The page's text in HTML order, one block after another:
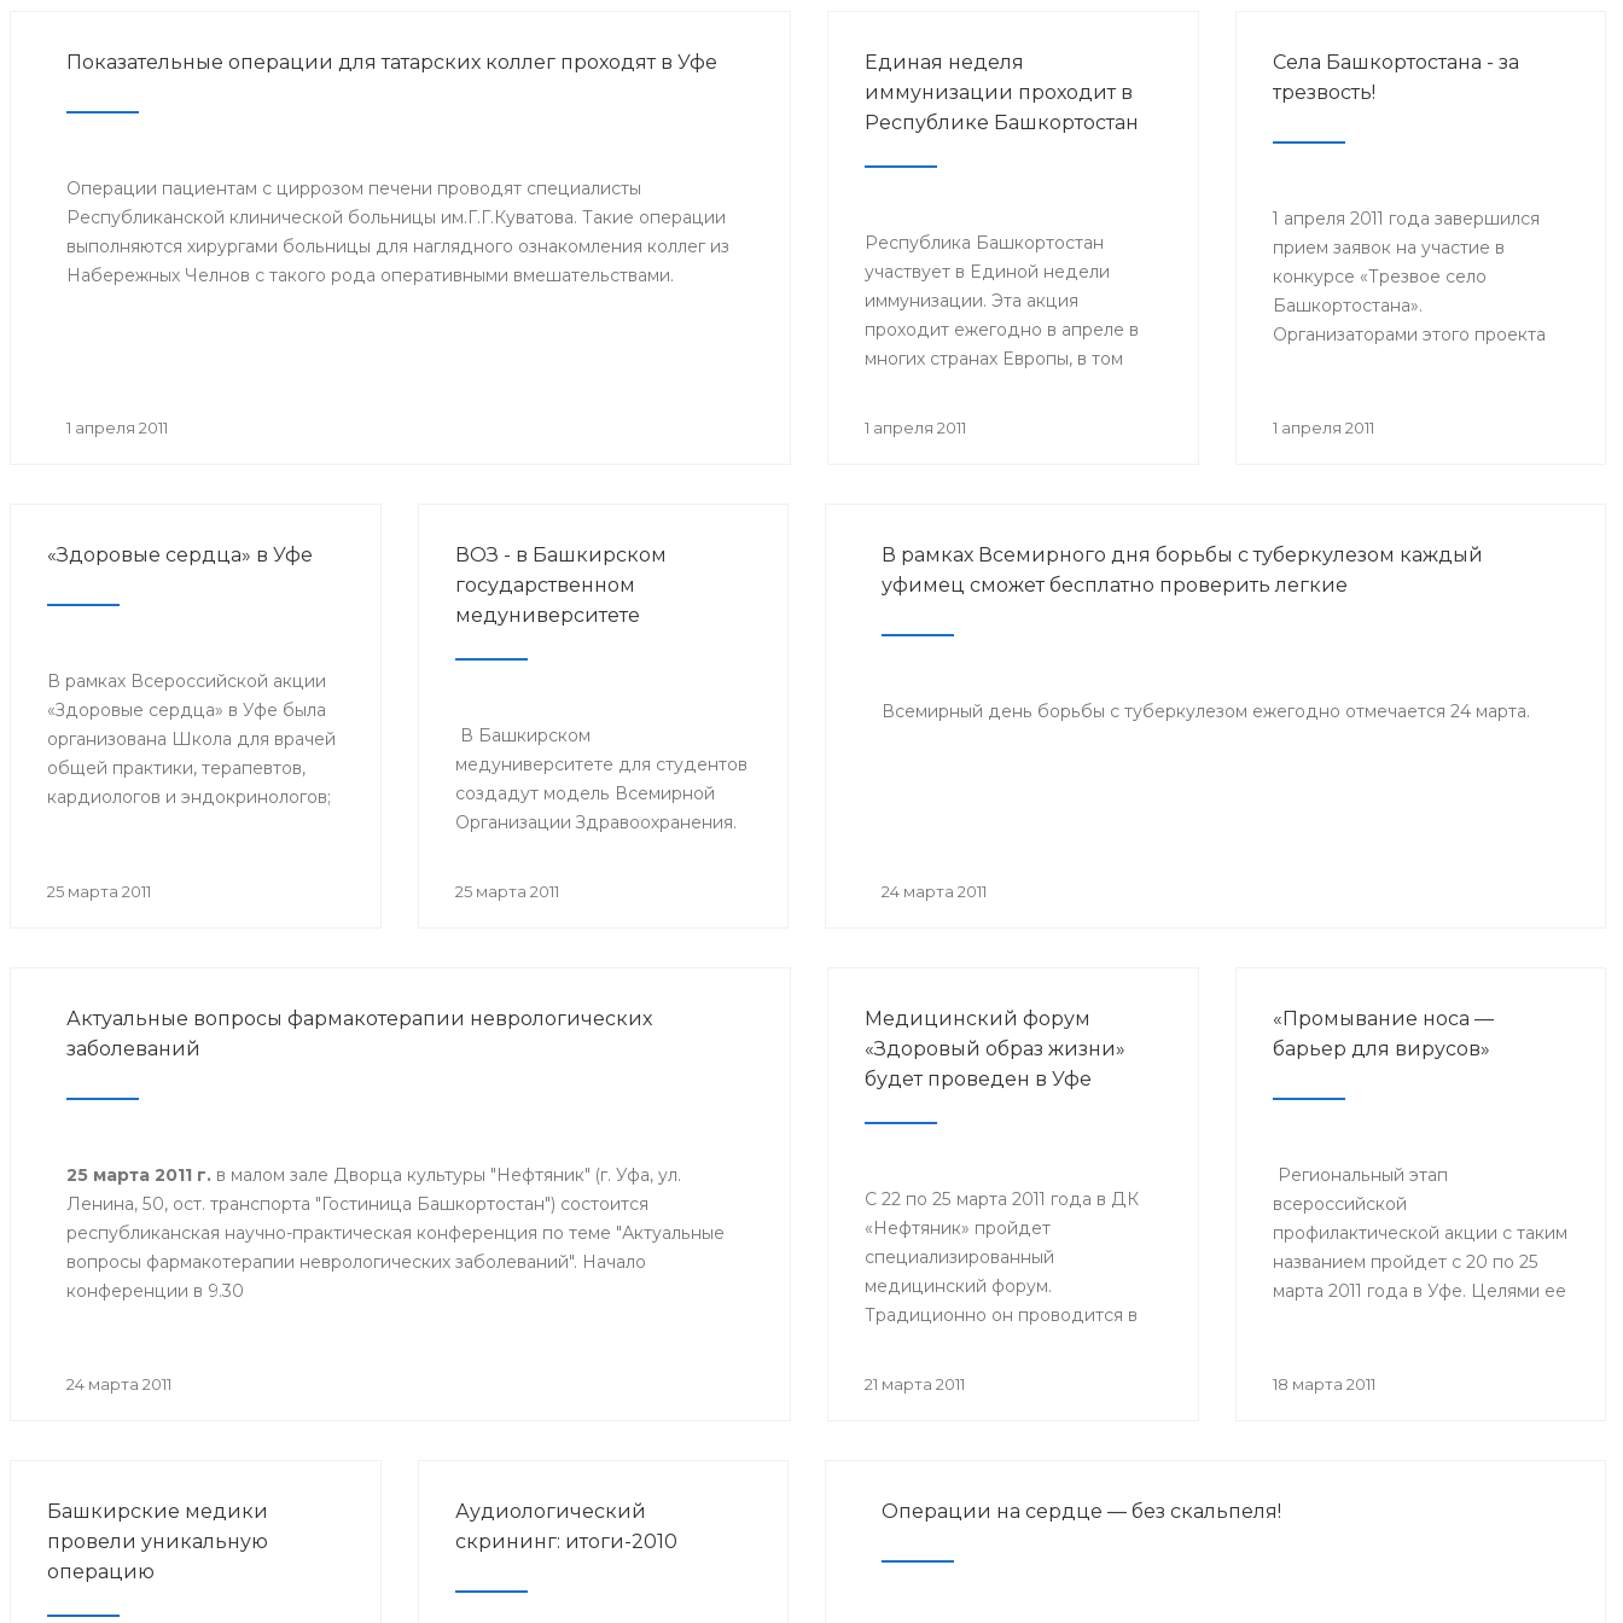
Показательные операции для татарских коллег проходят в Уфе
Операции пациентам с циррозом печени проводят специалисты
Республиканской клинической больницы им.Г.Г.Куватова. Такие операции
выполняются хирургами больницы для наглядного ознакомления коллег из
Набережных Челнов с такого рода оперативными вмешательствами.
1 апреля 2011
Единая неделя
иммунизации проходит в
Республике Башкортостан
Республика Башкортостан
участвует в Единой недели
иммунизации. Эта акция
проходит ежегодно в апреле в
многих странах Европы, в том
1 апреля 2011
Села Башкортостана - за
трезвость!
1 апреля 2011 года завершился
прием заявок на участие в
конкурсе «Трезвое село
Башкортостана».
Организаторами этого проекта
Башкортостан», Министерство
Цель конкурса — пропаганда
здорового образа жизни и
самоуправления.
1 апреля 2011
«Здоровые сердца» в Уфе
В рамках Всероссийской акции
«Здоровые сердца» в Уфе была
организована Школа для врачей
общей практики, терапевтов,
кардиологов и эндокринологов;
профилактики сердечно-
проконсультироваться с
ведущими кардиологами
25 марта 2011
ВОЗ - в Башкирском
государственном
медуниверситете
В Башкирском
медуниверситете для студентов
создадут модель Всемирной
Организации Здравоохранения.
25 марта 2011
В рамках Всемирного дня борьбы с туберкулезом каждый
уфимец сможет бесплатно проверить легкие
Всемирный день борьбы с туберкулезом ежегодно отмечается 24 марта.
24 марта 2011
Актуальные вопросы фармакотерапии неврологических
заболеваний
25 марта 2011 г. в малом зале Дворца культуры "Нефтяник" (г. Уфа, ул.
Ленина, 50, ост. транспорта "Гостиница Башкортостан") состоится
республиканская научно-практическая конференция по теме "Актуальные
вопросы фармакотерапии неврологических заболеваний". Начало
конференции в 9.30
24 марта 2011
Медицинский форум
«Здоровый образ жизни»
будет проведен в Уфе
С 22 по 25 марта 2011 года в ДК
«Нефтяник» пройдет
специализированный
медицинский форум.
Традиционно он проводится в
21 марта 2011
«Промывание носа —
барьер для вирусов»
Региональный этап
всероссийской
профилактической акции с таким
названием пройдет с 20 по 25
марта 2011 года в Уфе. Целями ее
инфекциями, профилактика и
18 марта 2011
Башкирские медики
провели уникальную
операцию
Аудиологический
скрининг: итоги-2010
Операции на сердце — без скальпеля!